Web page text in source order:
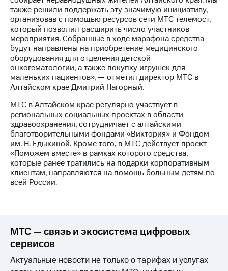
Контакты
Пригласить
спикера
и акционерам
Корпоративное
управление
секретарь
Раскрытие
информации
Информация
акционерам
Документы
ПАО
"МТС"
Собрания
кабинет
Акционерный
капитал
и
также решили поддержать эту значимую инициативу,
организовав с помощью ресурсов сети МТС телемост,
который позволил расширить число участников
мероприятия. Собранные в ходе марафона средства
будут направлены на приобретение медицинского
оборудования для отделения детской
онкогематологии, а также покупку игрушек для
маленьких пациентов», — отметил директор МТС в
Алтайском крае Дмитрий Нагорный.
МТС в Алтайском крае регулярно участвует в
региональных социальных проектах в области
здравоохранения, сотрудничает с алтайскими
благотворительными фондами «Виктория» и Фондом
им. Н. Едыкиной. Кроме того, в МТС действует проект
«Поможем вместе» в рамках которого средства,
которые ранее тратились на подарки корпоративным
клиентам, направляются на помощь больным детям по
всей России.
МТС — связь и экосистема цифровых
сервисов
Актуальные новости не только о тарифах и услугах